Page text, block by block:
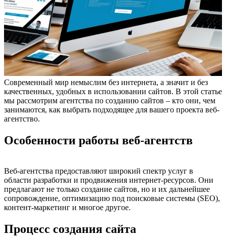
Современный мир немыслим без интернета, а значит и без
качественных, удобных в использовании сайтов. В этой статье
мы рассмотрим агентства по созданию сайтов – кто они, чем
занимаются, как выбрать подходящее для вашего проекта веб-
агентство.
Особенности работы веб-агентств
Веб-агентства предоставляют широкий спектр услуг в
области разработки и продвижения интернет-ресурсов. Они
предлагают не только создание сайтов, но и их дальнейшее
сопровождение, оптимизацию под поисковые системы (SEO),
контент-маркетинг и многое другое.
Процесс создания сайта